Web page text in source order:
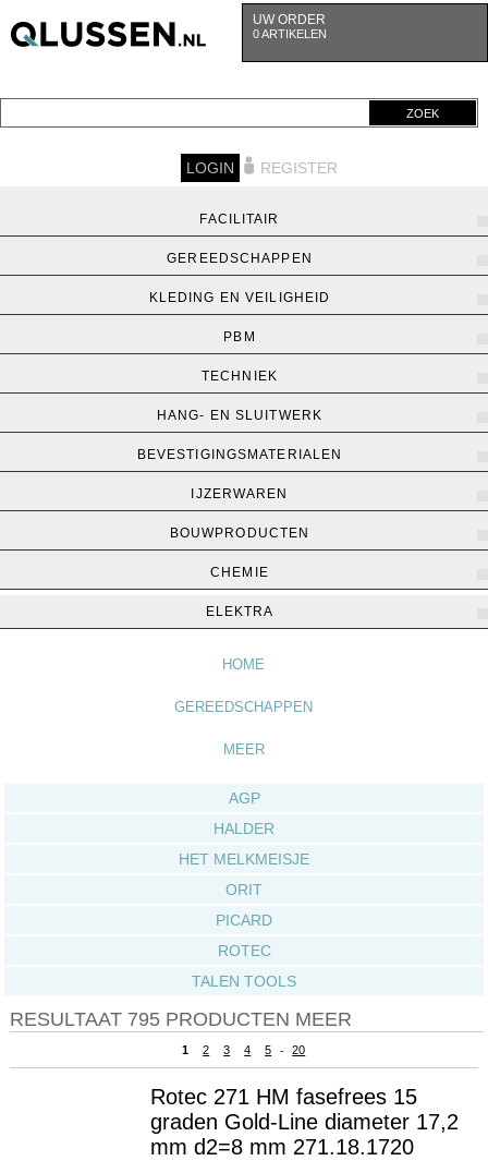
UW ORDER
0 ARTIKELEN
ZOEK
LOGIN REGISTER
FACILITAIR
GEREEDSCHAPPEN
KLEDING EN VEILIGHEID
PBM
TECHNIEK
HANG- EN SLUITWERK
BEVESTIGINGSMATERIALEN
IJZERWAREN
BOUWPRODUCTEN
CHEMIE
ELEKTRA
HOME
GEREEDSCHAPPEN
MEER
AGP
HALDER
HET MELKMEISJE
ORIT
PICARD
ROTEC
TALEN TOOLS
RESULTAAT 795 PRODUCTEN MEER
1 2 3 4 5 - 20
Rotec 271 HM fasefrees 15
graden Gold-Line diameter 17,2
mm d2=8 mm 271.18.1720